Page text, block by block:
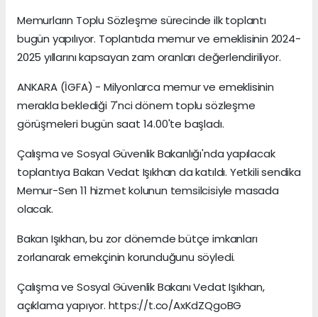
Memurların Toplu Sözleşme sürecinde ilk toplantı
bugün yapılıyor. Toplantıda memur ve emeklisinin 2024-
2025 yıllarını kapsayan zam oranları değerlendiriliyor.
ANKARA (İGFA) - Milyonlarca memur ve emeklisinin
merakla beklediği 7'nci dönem toplu sözleşme
görüşmeleri bugün saat 14.00'te başladı.
Çalışma ve Sosyal Güvenlik Bakanlığı'nda yapılacak
toplantıya Bakan Vedat Işıkhan da katıldı. Yetkili sendika
Memur-Sen 11 hizmet kolunun temsilcisiyle masada
olacak.
Bakan Işıkhan, bu zor dönemde bütçe imkanları
zorlanarak emekçinin korunduğunu söyledi.
Çalışma ve Sosyal Güvenlik Bakanı Vedat Işıkhan,
açıklama yapıyor. https://t.co/AxKdZQgoBG